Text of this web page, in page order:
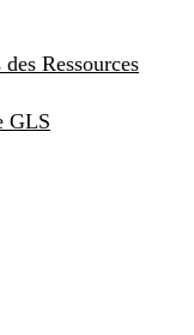
Ressources
GLS